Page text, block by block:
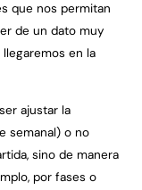
que nos permitan
de un dato muy
en la
ajustar la
semanal) o no
sino de manera
por fases o